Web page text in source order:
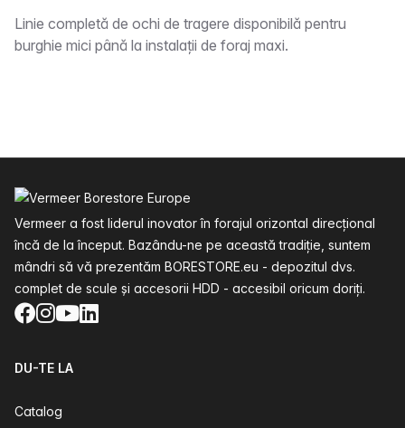
Descriere
Linie completă de ochi de tragere disponibilă pentru
burghie mici până la instalații de foraj maxi.
Vermeer a fost liderul inovator în forajul orizontal direcțional
încă de la început. Bazându-ne pe această tradiție, suntem
mândri să vă prezentăm BORESTORE.eu - depozitul dvs.
complet de scule și accesorii HDD - accesibil oricum doriți.
Facebook
Instagram
YouTube
LinkedIn
DU-TE LA
Catalog